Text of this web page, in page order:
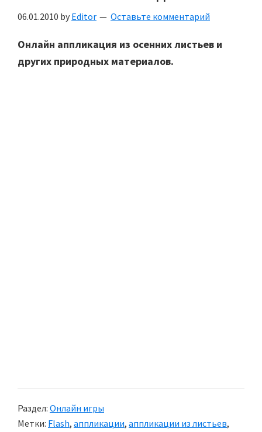
06.01.2010 by Editor Оставьте комментарий
Онлайн аппликация из осенних листьев и
других природных материалов.
Раздел: Онлайн игры
Метки: Flash, аппликации, аппликации из листьев,